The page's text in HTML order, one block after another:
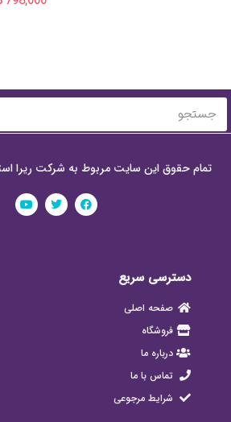
تمام حقوق این سایت مربوط به شرکت ریرا
دسترسی سریع
صفحه اصلی
فروشگاه
درباره ما
تماس با ما
شرایط مرجوعی